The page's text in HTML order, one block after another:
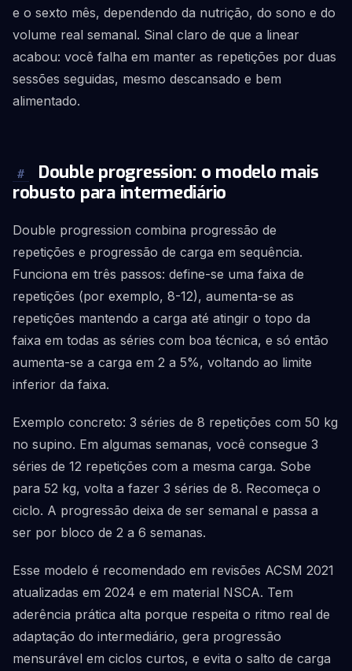
e o sexto mês, dependendo da nutrição, do sono e do
volume real semanal. Sinal claro de que a linear
acabou: você falha em manter as repetições por duas
sessões seguidas, mesmo descansado e bem
alimentado.
#
Double progression: o modelo mais
robusto para intermediário
Double progression combina progressão de
repetições e progressão de carga em sequência.
Funciona em três passos: define-se uma faixa de
repetições (por exemplo, 8-12), aumenta-se as
repetições mantendo a carga até atingir o topo da
faixa em todas as séries com boa técnica, e só então
aumenta-se a carga em 2 a 5%, voltando ao limite
inferior da faixa.
Exemplo concreto: 3 séries de 8 repetições com 50 kg
no supino. Em algumas semanas, você consegue 3
séries de 12 repetições com a mesma carga. Sobe
para 52 kg, volta a fazer 3 séries de 8. Recomeça o
ciclo. A progressão deixa de ser semanal e passa a
ser por bloco de 2 a 6 semanas.
Esse modelo é recomendado em revisões ACSM 2021
atualizadas em 2024 e em material NSCA. Tem
aderência prática alta porque respeita o ritmo real de
adaptação do intermediário, gera progressão
mensurável em ciclos curtos, e evita o salto de carga